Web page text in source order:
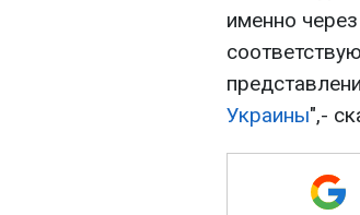
именно
Украины",-